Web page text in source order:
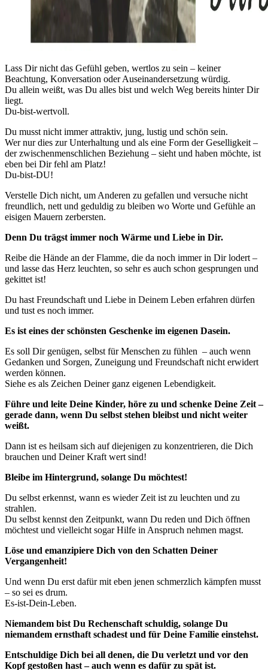
Lass Dir nicht das Gefühl geben, wertlos zu sein – keiner
Beachtung, Konversation oder Auseinandersetzung würdig.
Du allein weißt, was Du alles bist und welch Weg bereits hinter Dir
liegt.
Du-bist-wertvoll.
Du musst nicht immer attraktiv, jung, lustig und schön sein.
Wer nur dies zur Unterhaltung und als eine Form der Geselligkeit –
der zwischenmenschlichen Beziehung – sieht und haben möchte, ist
eben bei Dir fehl am Platz!
Du-bist-DU!
Verstelle Dich nicht, um Anderen zu gefallen und versuche nicht
freundlich, nett und geduldig zu bleiben wo Worte und Gefühle an
eisigen Mauern zerbersten.
Denn Du trägst immer noch Wärme und Liebe in Dir.
Reibe die Hände an der Flamme, die da noch immer in Dir lodert –
und lasse das Herz leuchten, so sehr es auch schon gesprungen und
gekittet ist!
Du hast Freundschaft und Liebe in Deinem Leben erfahren dürfen
und tust es noch immer.
Es ist eines der schönsten Geschenke im eigenen Dasein.
Es soll Dir genügen, selbst für Menschen zu fühlen – auch wenn
Gedanken und Sorgen, Zuneigung und Freundschaft nicht erwidert
werden können.
Siehe es als Zeichen Deiner ganz eigenen Lebendigkeit.
Führe und leite Deine Kinder, höre zu und schenke Deine Zeit –
gerade dann, wenn Du selbst stehen bleibst und nicht weiter
weißt.
Dann ist es heilsam sich auf diejenigen zu konzentrieren, die Dich
brauchen und Deiner Kraft wert sind!
Bleibe im Hintergrund, solange Du möchtest!
Du selbst erkennst, wann es wieder Zeit ist zu leuchten und zu
strahlen.
Du selbst kennst den Zeitpunkt, wann Du reden und Dich öffnen
möchtest und vielleicht sogar Hilfe in Anspruch nehmen magst.
Löse und emanzipiere Dich von den Schatten Deiner
Vergangenheit!
Und wenn Du erst dafür mit eben jenen schmerzlich kämpfen musst
– so sei es drum.
Es-ist-Dein-Leben.
Niemandem bist Du Rechenschaft schuldig, solange Du
niemandem ernsthaft schadest und für Deine Familie einstehst.
Entschuldige Dich bei all denen, die Du verletzt und vor den
Kopf gestoßen hast – auch wenn es dafür zu spät ist.